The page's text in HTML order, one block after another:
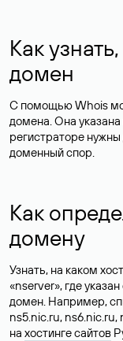
Как
домен
С помощью Whois
домена. Она
регистраторе
доменный спор.
Как
домену
Узнать, на каком
«nserver», где
домен. Например,
ns5.nic.ru, ns6.nic.ru,
на хостинге сайтов